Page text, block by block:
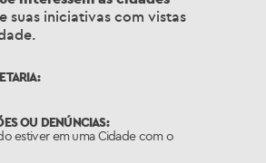
suas iniciativas com vistas
OU DENÚNCIAS:
estiver em uma Cidade com o